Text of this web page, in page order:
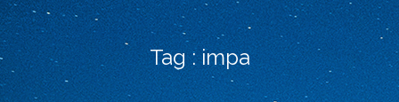
Tag :impa